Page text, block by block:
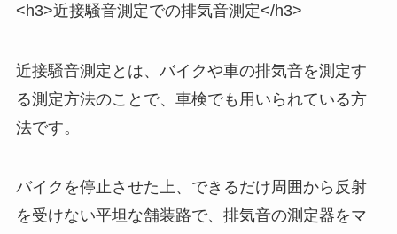
<h3>近接騒音測定での排気音測定</h3>
近接騒音測定とは、バイクや車の排気音を測定す
る測定方法のことで、車検でも用いられている方
法です。
バイクを停止させた上、できるだけ周囲から反射
を受けない平坦な舗装路で、排気音の測定器をマ